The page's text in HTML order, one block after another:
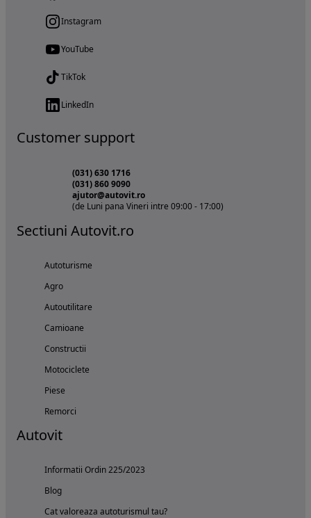
Instagram
YouTube
TikTok
LinkedIn
Customer support
(031) 630 1716
(031) 860 9090
ajutor@autovit.ro
(de Luni pana Vineri intre 09:00 - 17:00)
Sectiuni Autovit.ro
Autoturisme
Agro
Autoutilitare
Camioane
Constructii
Motociclete
Piese
Remorci
Autovit
Informatii Ordin 225/2023
Blog
Cat valoreaza autoturismul tau?